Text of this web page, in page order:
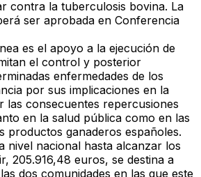
contra la tuberculosis bovina. La
ser aprobada en Conferencia
es el apoyo a la ejecución de
el control y posterior
enfermedades de los
por sus implicaciones en la
las consecuentes repercusiones
en la salud pública como en las
productos ganaderos españoles.
nivel nacional hasta alcanzar los
205.916,48 euros, se destina a
dos comunidades en las que este